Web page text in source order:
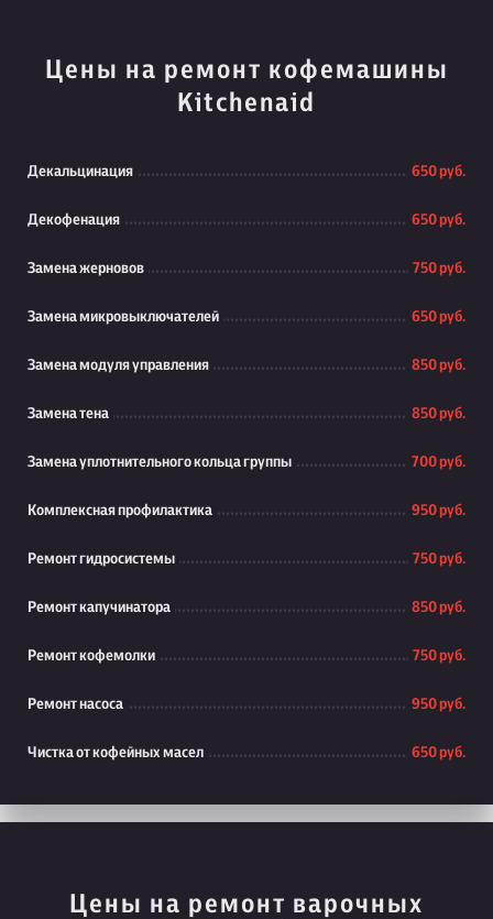
Цены на ремонт кофемашины
Kitchenaid
Декальцинация 650 руб.
Декофенация 650 руб.
Замена жерновов 750 руб.
Замена микровыключателей 650 руб.
Замена модуля управления 850 руб.
Замена тена 850 руб.
Замена уплотнительного кольца группы 700 руб.
Комплексная профилактика 950 руб.
Ремонт гидросистемы 750 руб.
Ремонт капучинатора 850 руб.
Ремонт кофемолки 750 руб.
Ремонт насоса 950 руб.
Чистка от кофейных масел 650 руб.
Цены на ремонт варочных